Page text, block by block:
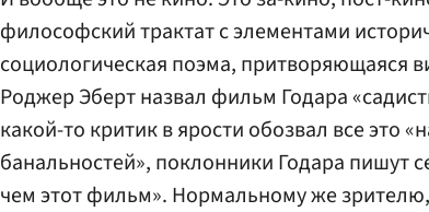
философский трактат с элементами
социологическая поэма, притворяющаяся
Роджер Эберт назвал фильм Годара
какой-то критик в ярости обозвал все это
банальностей», поклонники Годара пишут
чем этот фильм». Нормальному же